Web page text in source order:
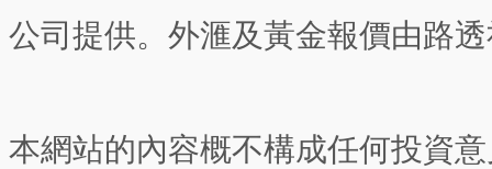
公司提供。外滙及黃金報價由路
本網站的內容概不構成任何投資